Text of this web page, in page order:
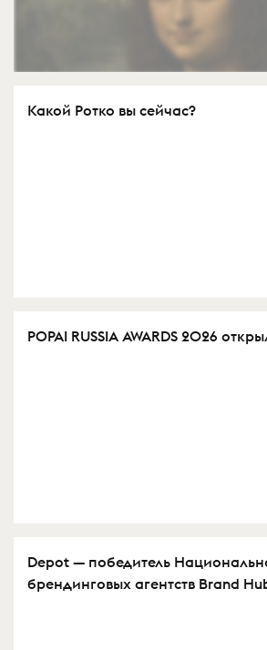
Какой Ротко вы сейчас?
POPAI RUSSIA AWARDS 2026
Depot — победитель
брендинговых агентств Brand